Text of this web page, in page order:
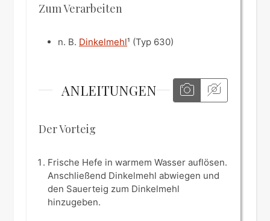
Zum Verarbeiten
n. B. Dinkelmehl¹ (Typ 630)
ANLEITUNGEN
Der Vorteig
Frische Hefe in warmem Wasser auflösen.
Anschließend Dinkelmehl abwiegen und
den Sauerteig zum Dinkelmehl
hinzugeben.